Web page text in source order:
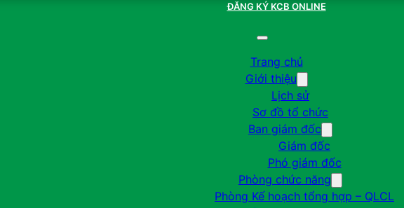
ĐĂNG KÝ KCB ONLINE
Trang chủ
Giới thiệu
Lịch sử
Sơ đồ tổ chức
Ban giám đốc
Giám đốc
Phó giám đốc
Phòng chức năng
Phòng Kế hoạch tổng hợp – QLCL